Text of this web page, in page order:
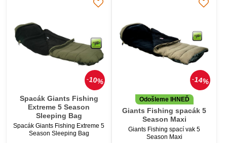
10%
Spacák Giants Fishing
Extreme 5 Season
Sleeping Bag
Spacák Giants Fishing Extreme 5
Season Sleeping Bag
14%
Odošleme IHNEĎ
Giants Fishing spacák 5
Season Maxi
Giants Fishing spací vak 5
Season Maxi